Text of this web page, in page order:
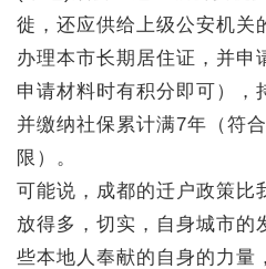
徙，还应供给上级公安机关
办理本市长期居住证，并申
申请材料时有积分即可），
并缴纳社保累计满7年（符
限）。
可能说，成都的迁户政策比
放得多，切实，自身城市的
些本地人奉献的自身的力量